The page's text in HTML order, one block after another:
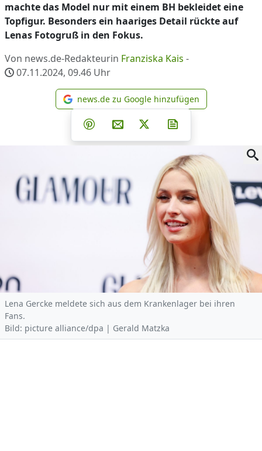
machte das Model nur mit einem BH bekleidet eine
Topfigur. Besonders ein haariges Detail rückte auf
Lenas Fotogruß in den Fokus.
Von news.de-Redakteurin Franziska Kais -
07.11.2024, 09.46 Uhr
news.de zu Google
news.de zu Google hinzufügen
Teilen auf Facebook
Teilen auf Whatsapp
Teilen auf Telegram
Teilen auf Pinterest
Per E-Mail teilen
Post auf X
Lena Gercke meldete sich aus dem Krankenlager bei ihren
Fans.
Bild: picture alliance/dpa | Gerald Matzka